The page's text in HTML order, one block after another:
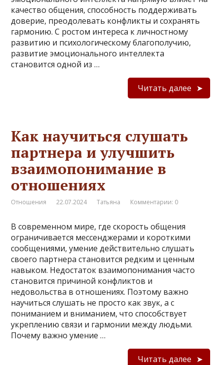
качество общения, способность поддерживать
доверие, преодолевать конфликты и сохранять
гармонию. С ростом интереса к личностному
развитию и психологическому благополучию,
развитие эмоционального интеллекта
становится одной из …
Читать далее
Как научиться слушать
партнера и улучшить
взаимопонимание в
отношениях
Отношения 22.07.2024 Татьяна Комментарии: 0
В современном мире, где скорость общения
ограничивается мессенджерами и короткими
сообщениями, умение действительно слушать
своего партнера становится редким и ценным
навыком. Недостаток взаимопонимания часто
становится причиной конфликтов и
недовольства в отношениях. Поэтому важно
научиться слушать не просто как звук, а с
пониманием и вниманием, что способствует
укреплению связи и гармонии между людьми.
Почему важно умение …
Читать далее